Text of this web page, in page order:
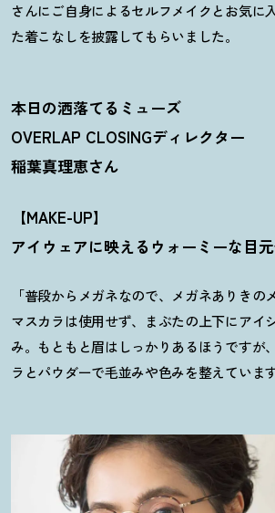
さんにご自身によるセルフメイクとお気に
た着こなしを披露してもらいました。
本日の洒落てるミューズ
OVERLAP CLOSINGディレクター
稲葉真理恵さん
【MAKE-UP】
アイウェアに映えるウォーミーな目元
「普段からメガネなので、メガネありきの
マスカラは使用せず、まぶたの上下にアイ
み。もともと眉はしっかりあるほうですが
ラとパウダーで毛並みや色みを整えています